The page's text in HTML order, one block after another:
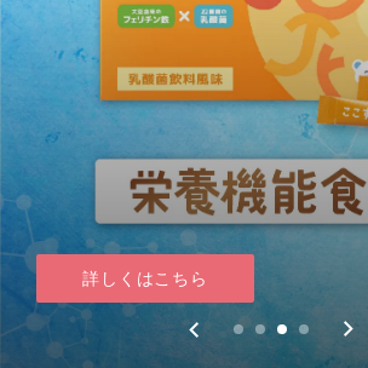
詳しくはこちら
詳しくはこちら
詳しくはこちら